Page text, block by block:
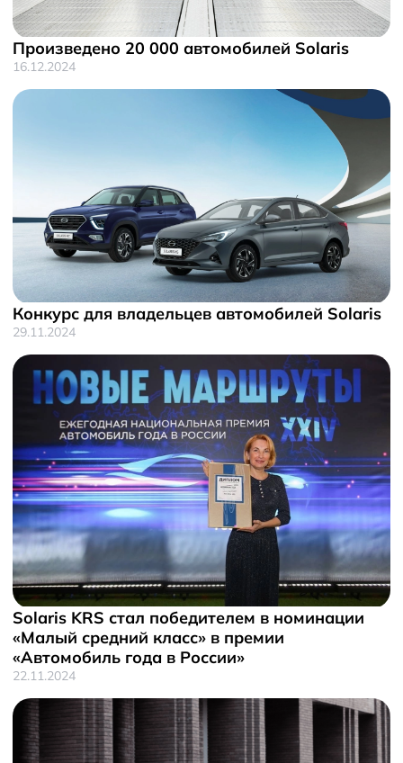
Произведено 20 000 автомобилей Solaris
16.12.2024
Конкурс для владельцев автомобилей Solaris
29.11.2024
Solaris KRS стал победителем в номинации
«Малый средний класс» в премии
«Автомобиль года в России»
22.11.2024